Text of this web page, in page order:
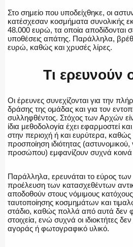
Στο σημείο που υποδείχθηκε, οι
κατέσχεσαν κοσμήματα συνολικής
48.000 ευρώ, τα οποία αποδίδονται
υποθέσεις απάτης. Παράλληλα,
ευρώ, καθώς και χρυσές λίρες.
Τι ερευνούν
Οι έρευνες συνεχίζονται για την
δράσης της ομάδας και για τον
συλληφθέντος. Στόχος των Αρχών
ίδια μεθοδολογία έχει εφαρμοστεί
στην περιοχή ή και ευρύτερα, καθώς
προσποίηση ιδιότητας (αστυνομικού,
προσώπου) εμφανίζουν συχνά κοινά
Παράλληλα, ερευνάται το εύρος
προέλευση των κατασχεθέντων
αποδοθούν στους νόμιμους κατόχους
ταυτοποίησης κοσμημάτων και
στάδιο, καθώς πολλά από αυτά δεν
στοιχεία, ενώ συχνά οι ιδιοκτήτες
αγοράς ή φωτογραφικό υλικό.